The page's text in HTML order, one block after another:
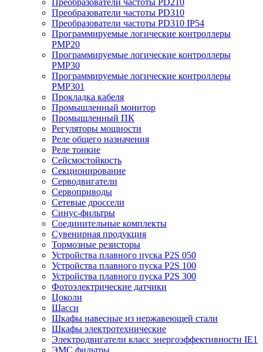
Преобразователи частоты PD210
Преобразователи частоты PD310
Преобразователи частоты PD310 IP54
Программируемые логические контроллеры
PMP20
Программируемые логические контроллеры
PMP30
Программируемые логические контроллеры
PMP301
Прокладка кабеля
Промышленный монитор
Промышленный ПК
Регуляторы мощности
Реле общего назначения
Реле тонкие
Сейсмостойкость
Секционирование
Серводвигатели
Сервоприводы
Сетевые дроссели
Синус-фильтры
Соединительные комплекты
Сувенирная продукция
Тормозные резисторы
Устройства плавного пуска P2S 050
Устройства плавного пуска P2S 100
Устройства плавного пуска P2S 300
Фотоэлектрические датчики
Цоколи
Шасси
Шкафы навесные из нержавеющей стали
Шкафы электротехнические
Электродвигатели класс энергоэффективности IE1
ЭМС фильтры